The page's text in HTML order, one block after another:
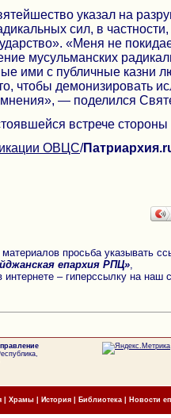
указал на
сил, в
«Меня не
мусульманских
ими с публичные казни
чтобы демонизировать
— поделился
встрече
ОВЦС/
просьба указывать
епархия РПЦ»
– гиперссылку на наш
| Храмы История| Библиотека Новости